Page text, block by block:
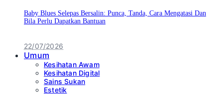
Baby Blues Selepas Bersalin: Punca, Tanda, Cara Mengatasi Dan
Bila Perlu Dapatkan Bantuan
22/07/2026
Umum
Kesihatan Awam
Kesihatan Digital
Sains Sukan
Estetik